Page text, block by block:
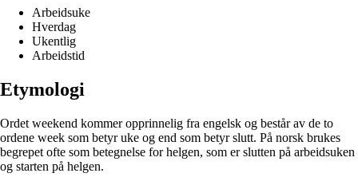
Arbeidsuke
Hverdag
Ukentlig
Arbeidstid
Etymologi
Ordet weekend kommer opprinnelig fra engelsk og består av de to
ordene week som betyr uke og end som betyr slutt. På norsk brukes
begrepet ofte som betegnelse for helgen, som er slutten på arbeidsuken
og starten på helgen.